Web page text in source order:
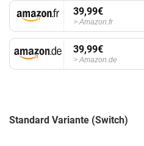
39,99€
Amazon.fr
39,99€
Amazon.de
Standard Variante (Switch)